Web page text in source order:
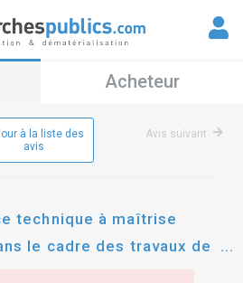
Acheteur
à la liste des
avis
Avis suivant
technique à maîtrise
le cadre des travaux de
du lycée camille claudel -